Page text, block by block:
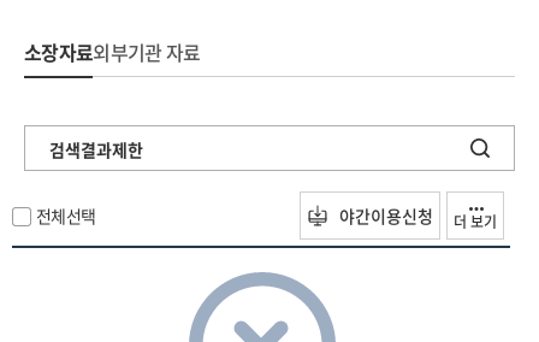
소장자료외부기관 자료
검색결과제한
전체선택 야간이용신청 더 보기